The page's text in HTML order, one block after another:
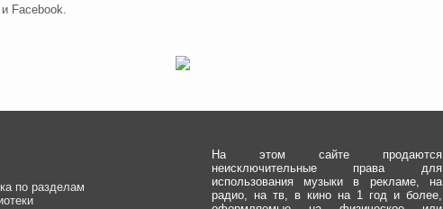
Facebook.
по разделам
На этом сайте продаются
неисключительные права для
использования музыки в рекламе, на
радио, на тв, в кино на 1 год и более,